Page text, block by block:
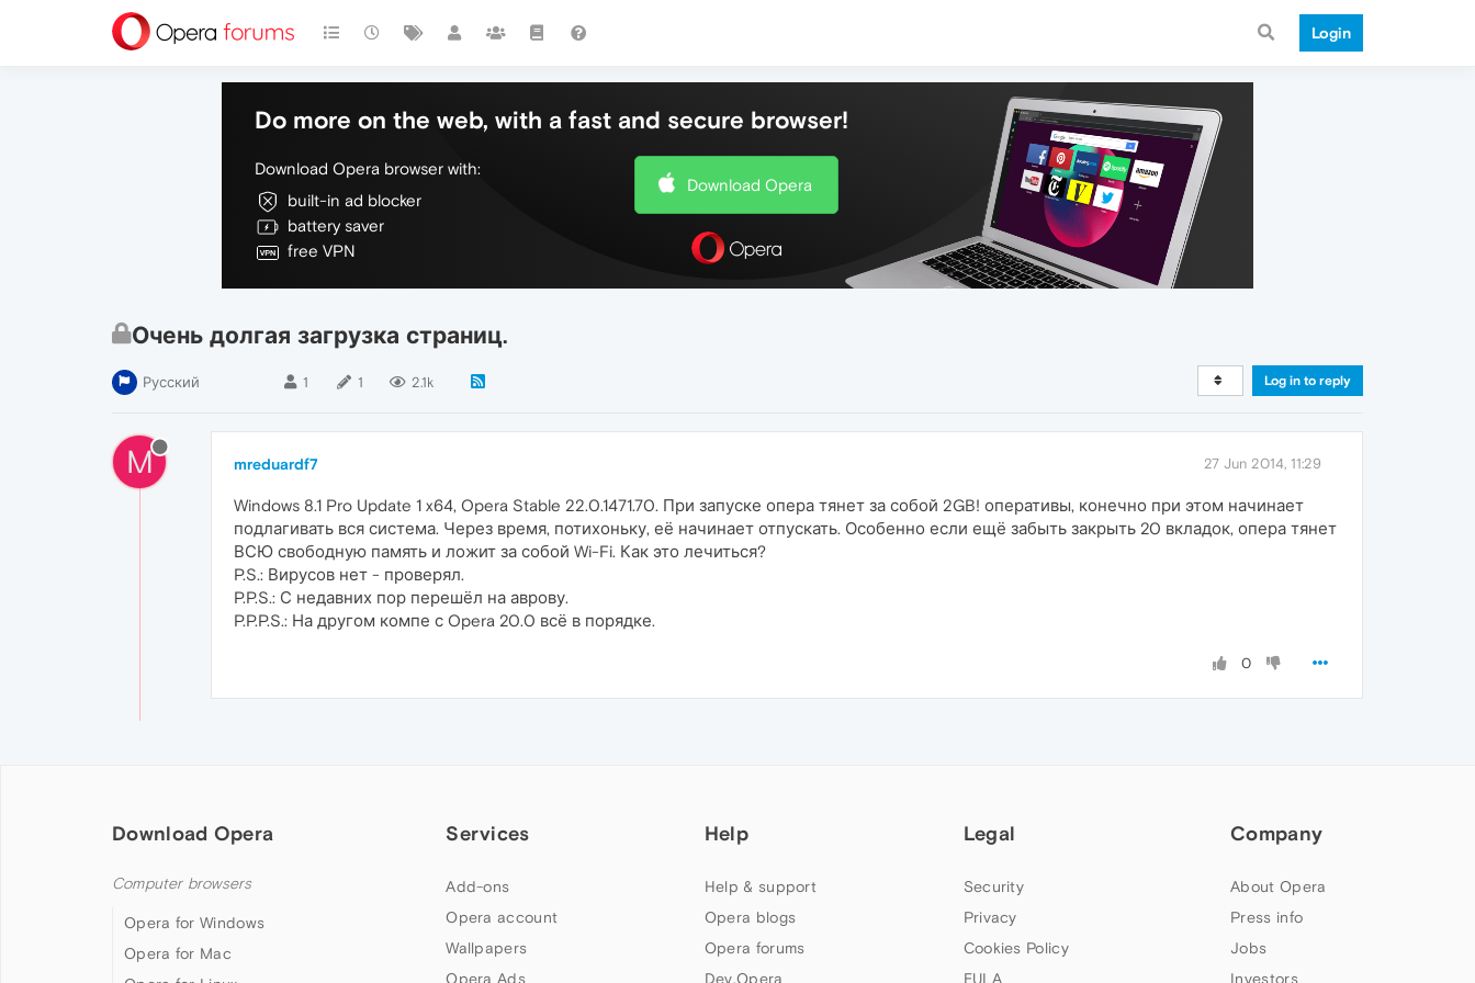
Login
Do more on the web, with a fast and secure browser!
Download Opera browser with:
built-in ad blocker
battery saver
free VPN
Download Opera
Очень долгая загрузка страниц.
Русский 1 1 2.1k Log in to reply
M mreduardf7 27 Jun 2014, 11:29
Windows 8.1 Pro Update 1 x64, Opera Stable 22.0.1471.70. При запуске опера тянет за собой 2GB! оперативы, конечно при этом начинает
подлагивать вся система. Через время, потихоньку, её начинает отпускать. Особенно если ещё забыть закрыть 20 вкладок, опера тянет
ВСЮ свободную память и ложит за собой Wi-Fi. Как это лечиться?
P.S.: Вирусов нет - проверял.
P.P.S.: С недавних пор перешёл на аврову.
P.P.P.S.: На другом компе с Opera 20.0 всё в порядке.
0
Download Opera
Computer browsers
Opera for Windows
Opera for Mac
Services
Add-ons
Opera account
Wallpapers
Opera Ads
Help
Help & support
Opera blogs
Opera forums
Dev.Opera
Legal
Security
Privacy
Cookies Policy
EULA
Company
About Opera
Press info
Jobs
Investors